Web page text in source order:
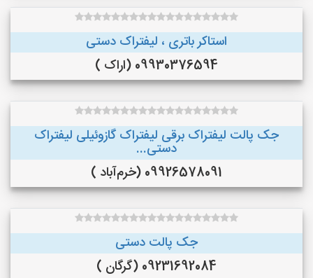
استاکر باتری ، لیفتراک دستی
09930376594 (اراک )
جک پالت لیفتراک برقی لیفتراک گازوئیلی لیفتراک
دستی...
09926578091 (خرم‌آباد )
جک پالت دستی
09231692084 (گرگان )